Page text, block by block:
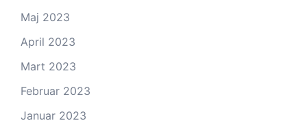
Maj 2023
April 2023
Mart 2023
Februar 2023
Januar 2023